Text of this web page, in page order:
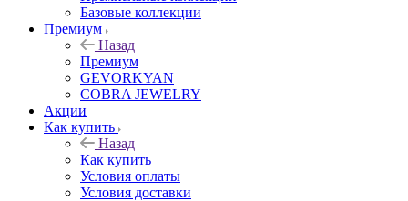
Базовые коллекции
Премиум
Назад
Премиум
GEVORKYAN
COBRA JEWELRY
Акции
Как купить
Назад
Как купить
Условия оплаты
Условия доставки